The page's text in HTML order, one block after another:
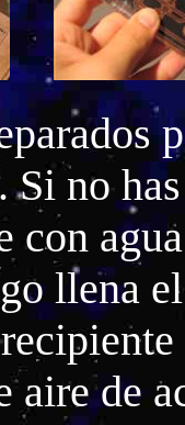
no
con
llena
aire de